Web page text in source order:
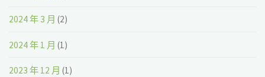
2024 年 3 月 (2)
2024 年 1 月 (1)
2023 年 12 月 (1)